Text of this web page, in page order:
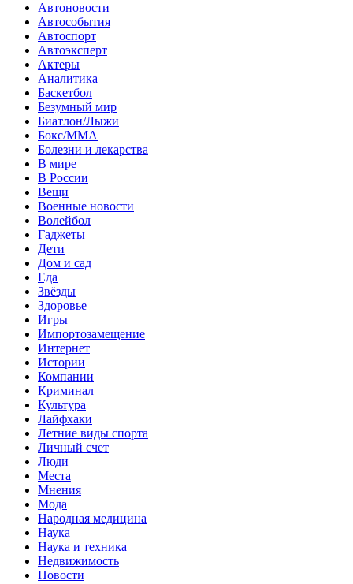
Автоновости
Автособытия
Автоспорт
Автоэксперт
Актеры
Аналитика
Баскетбол
Безумный мир
Биатлон/Лыжи
Бокс/MMA
Болезни и лекарства
В мире
В России
Вещи
Военные новости
Волейбол
Гаджеты
Дети
Дом и сад
Еда
Звёзды
Здоровье
Игры
Импортозамещение
Интернет
Истории
Компании
Криминал
Культура
Лайфхаки
Летние виды спорта
Личный счет
Люди
Места
Мнения
Мода
Народная медицина
Наука
Наука и техника
Недвижимость
Новости